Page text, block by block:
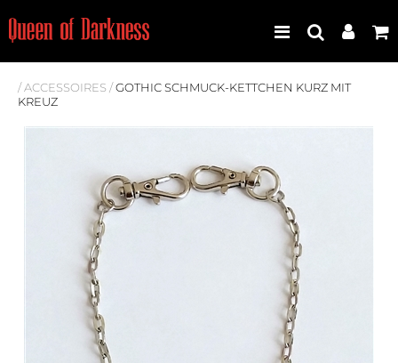
Neuheiten
/ACCESSOIRES /GOTHIC SCHMUCK-KETTCHEN KURZ MIT
KREUZ